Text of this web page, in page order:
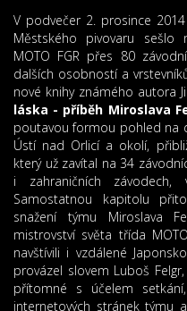
V podvečer 2. prosince
Městského pivovaru sešlo
MOTO FGR přes 80
dalších osobností a
nové knihy známého autora
láska - příběh Miroslava
poutavou formou pohled na
Ústí nad Orlicí a okolí,
který už zavítal na 34
i zahraničních
Samostatnou kapitolu
snažení týmu Miroslava
mistrovství světa třída
navštívili i vzdálené
provázel slovem Luboš
přítomné s účelem
internetových stránek týmu